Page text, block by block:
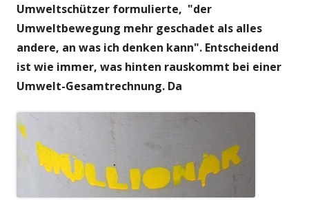
Umweltschützer formulierte, "der
Umweltbewegung mehr geschadet als alles
andere, an was ich denken kann". Entscheidend
ist wie immer, was hinten rauskommt bei einer
Umwelt-Gesamtrechnung. Da